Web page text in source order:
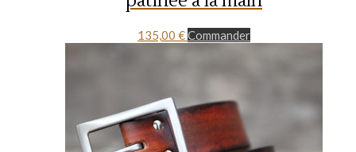
135,00 €Commander